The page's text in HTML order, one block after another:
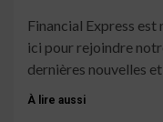
Financial Express
ici pour rejoindre
dernières nouvelles
À lire aussi